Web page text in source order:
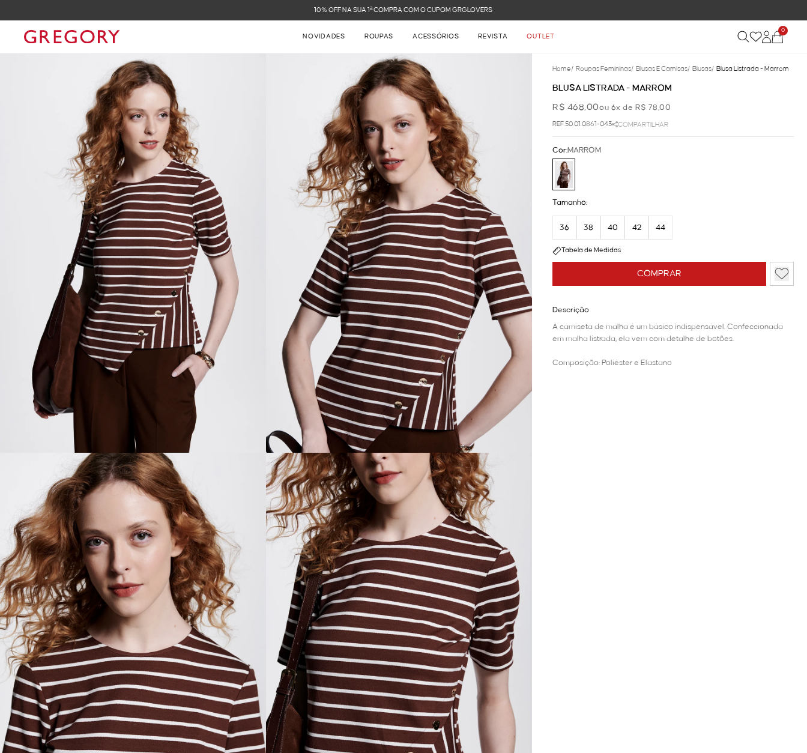
FRETE GRÁTIS NAS COMPRAS ACIMA DE R$ 899
NOVIDADES ROUPAS ACESSÓRIOS REVISTA OUTLET
0
Home/ Roupas Femininas/ Blusas E Camisas/ Blusas/ Blusa Listrada - Marrom
BLUSA LISTRADA - MARROM
R$ 468,00ou 6x de R$ 78,00
REF.50.01.0861-043 COMPARTILHAR
COMPRAR
Cor:MARROM
Tamanho:
36 38 40 42 44
Tabela de Medidas
Descrição
A camiseta de malha é um básico indispensável. Confeccionada
em malha listrada, ela vem com detalhe de botões.
Composição: Poliéster e Elastano